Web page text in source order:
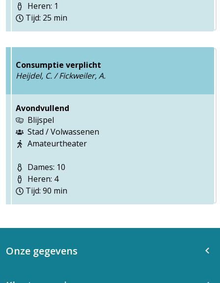
Heren: 1
Tijd: 25 min
Consumptie verplicht
Heijdel, C. / Fickweiler, A.
Avondvullend
Blijspel
Stad / Volwassenen
Amateurtheater
Dames: 10
Heren: 4
Tijd: 90 min
Onze gegevens